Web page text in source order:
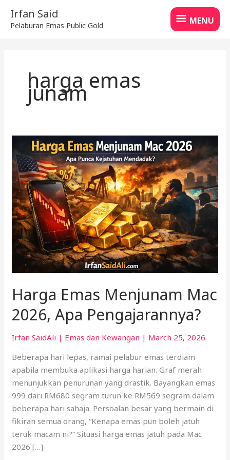
content
Irfan Said
Pelaburan Emas Public Gold
MENU
MENU
harga emas
junam
Harga Emas Menjunam Mac
2026, Apa Pengajarannya?
Irfan SaidAli | Emas dan Kewangan | March 25, 2026
Beberapa hari lepas, ramai pelabur emas terdiam
apabila membuka aplikasi harga harian. Graf merah
menunjukkan penurunan yang drastik. Bayangkan emas
999 dari RM680 segram turun ke RM569 segram dalam
beberapa hari sahaja. Persoalan besar yang bermain di
fikiran semua orang, “Kenapa emas pun boleh jatuh
teruk macam ni?” Situasi harga emas jatuh pada Mac
2026 […]
Harga
Emas
Menjunam
Mac
2026,
Apa
Pengajarannya?